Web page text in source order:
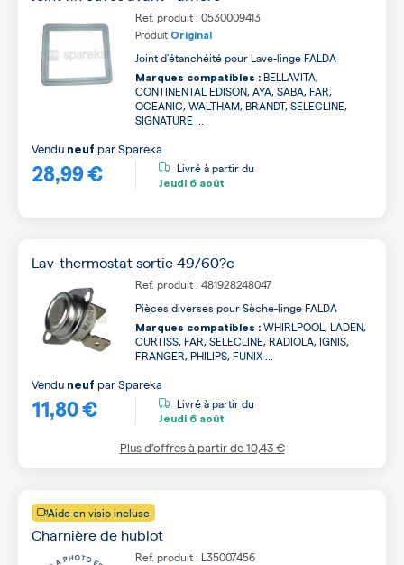
Ref. produit : 0530009413
Produit Original
Joint d'étanchéité pour Lave-linge FALDA
Marques compatibles : BELLAVITA,
CONTINENTAL EDISON, AYA, SABA, FAR,
OCEANIC, WALTHAM, BRANDT, SELECLINE,
SIGNATURE ...
28,99 €
Vendu neuf parSpareka
Livré à partir du
Jeudi 6 août
Lav-thermostat sortie 49/60?c
Ref. produit : 481928248047
Pièces diverses pour Sèche-linge FALDA
Marques compatibles : WHIRLPOOL, LADEN,
CURTISS, FAR, SELECLINE, RADIOLA, IGNIS,
FRANGER, PHILIPS, FUNIX ...
11,80 €
Vendu neuf parSpareka
Livré à partir du
Jeudi 6 août
Plus d’offres à partir de10,43 €
Aide en visio incluse
Charnière de hublot
Ref. produit : L35007456